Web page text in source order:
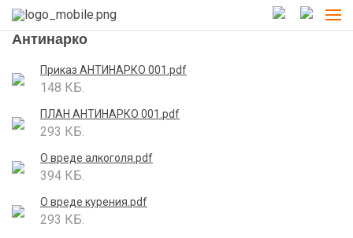
Антинарко
Приказ АНТИНАРКО 001.pdf
148 КБ.
ПЛАН АНТИНАРКО 001.pdf
293 КБ.
О вреде алкоголя.pdf
394 КБ.
О вреде курения.pdf
293 КБ.